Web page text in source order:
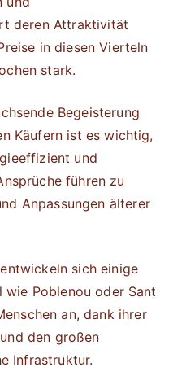
deren Attraktivität
in diesen Vierteln
stark.
Begeisterung
Käufern ist es wichtig,
und
führen zu
Anpassungen älterer
sich einige
Poblenou oder Sant
an, dank ihrer
den großen
Infrastruktur.